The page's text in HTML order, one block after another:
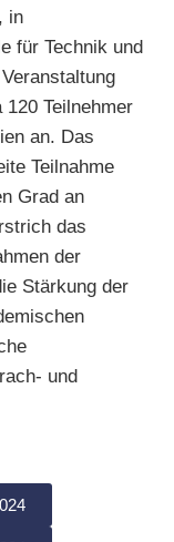
, in
für Technik und
Teilnehmer
an. Das
Teilnahme
Grad an
das
der
Stärkung der
und